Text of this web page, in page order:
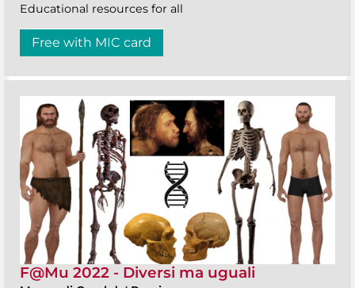
Educational resources for all
Free with MIC card
F@Mu 2022 - Diversi ma uguali